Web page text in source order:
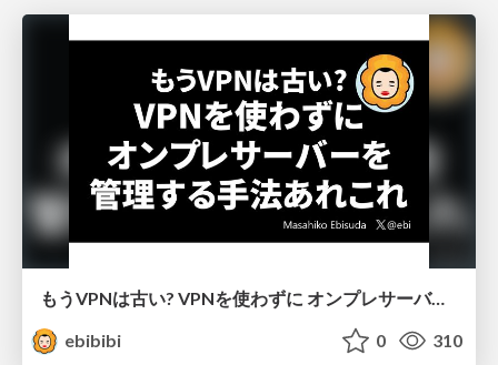
もうVPNは古い? VPNを使わずに オンプレサーバーを 管理する手法あれこれ
ebibibi
0 310